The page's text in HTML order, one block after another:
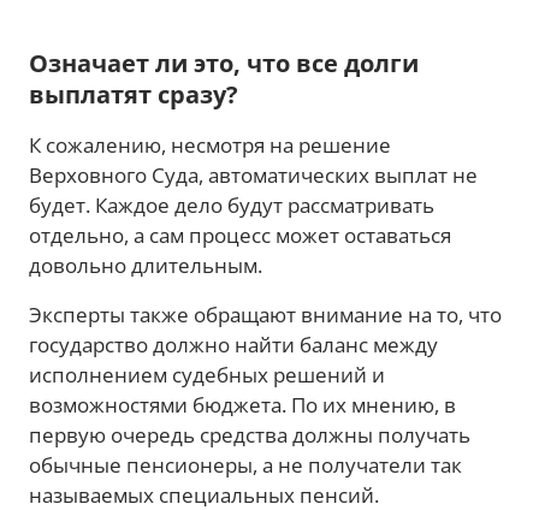
Означает ли это, что все долги
выплатят сразу?
К сожалению, несмотря на решение
Верховного Суда, автоматических выплат не
будет. Каждое дело будут рассматривать
отдельно, а сам процесс может оставаться
довольно длительным.
Эксперты также обращают внимание на то, что
государство должно найти баланс между
исполнением судебных решений и
возможностями бюджета. По их мнению, в
первую очередь средства должны получать
обычные пенсионеры, а не получатели так
называемых специальных пенсий.